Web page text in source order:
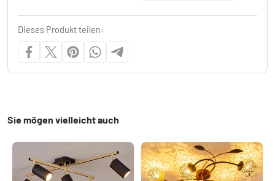
Dieses Produkt teilen:
Sie mögen vielleicht auch